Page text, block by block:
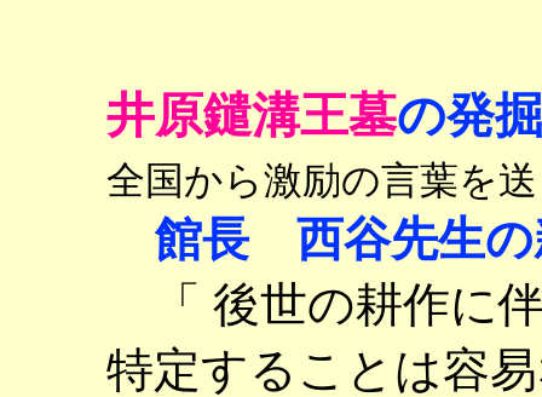
井原鑓溝王墓の発
全国から激励の言葉を
館長 西谷先生の
「 後世の耕作に
特定することは容